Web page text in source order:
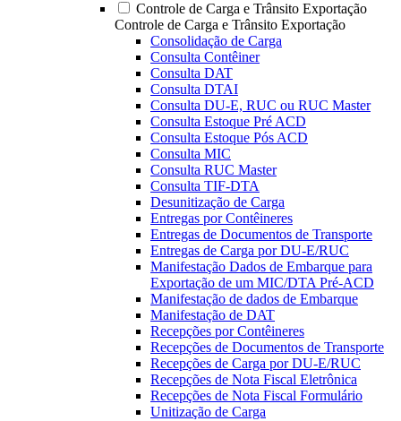
Controle de Carga e Trânsito Exportação
Controle de Carga e Trânsito Exportação
Consolidação de Carga
Consulta Contêiner
Consulta DAT
Consulta DTAI
Consulta DU-E, RUC ou RUC Master
Consulta Estoque Pré ACD
Consulta Estoque Pós ACD
Consulta MIC
Consulta RUC Master
Consulta TIF-DTA
Desunitização de Carga
Entregas por Contêineres
Entregas de Documentos de Transporte
Entregas de Carga por DU-E/RUC
Manifestação Dados de Embarque para
Exportação de um MIC/DTA Pré-ACD
Manifestação de dados de Embarque
Manifestação de DAT
Recepções por Contêineres
Recepções de Documentos de Transporte
Recepções de Carga por DU-E/RUC
Recepções de Nota Fiscal Eletrônica
Recepções de Nota Fiscal Formulário
Unitização de Carga